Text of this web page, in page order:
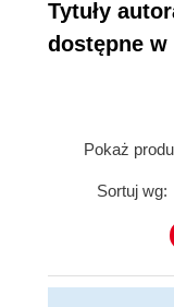
Tytuły
dostępne
Pokaż
Sortuj wg: